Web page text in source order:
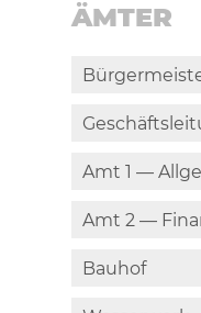
ÄMTER
Amt 1 —
Amt 2 —
Bauhof